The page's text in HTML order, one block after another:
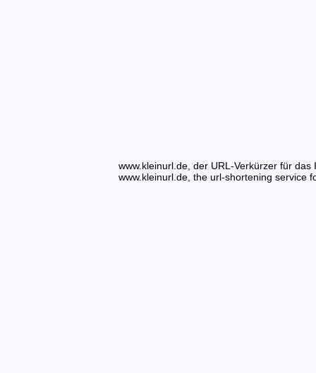
www.kleinurl.de, der URL-Verkürzer für das
www.kleinurl.de, the url-shortening service